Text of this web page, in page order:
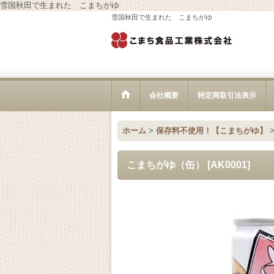
雪国秋田で生まれた こまちがゆ
雪国秋田で生まれた こまちがゆ
会社概要 特定商取引法表示
ホーム > 保存料不使用！【こまちがゆ】 >
こまちがゆ（缶） [AK0001]